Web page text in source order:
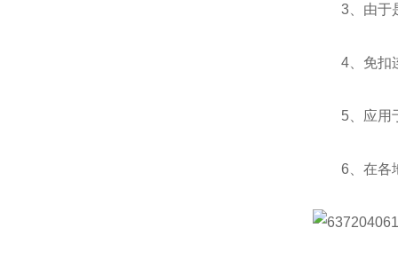
3、由于是
4、免扣连
5、应用于
6、在各地